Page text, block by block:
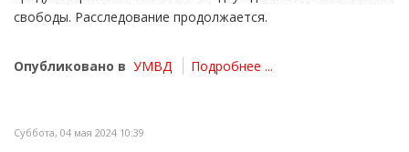
свободы. Расследование продолжается.
Опубликовано в УМВД Подробнее ...
Суббота, 04 мая 2024 10:39